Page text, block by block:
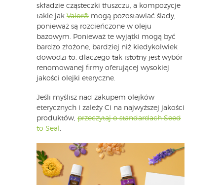
składzie cząsteczki tłuszczu, a kompozycje
takie jak Valor® mogą pozostawiać ślady,
ponieważ są rozcieńczone w oleju
bazowym. Ponieważ te wyjątki mogą być
bardzo złożone, bardziej niż kiedykolwiek
dowodzi to, dlaczego tak istotny jest wybór
renomowanej firmy oferującej wysokiej
jakości olejki eteryczne.
Jeśli myślisz nad zakupem olejków
eterycznych i zależy Ci na najwyższej jakości
produktów, przeczytaj o standardach Seed
to Seal.